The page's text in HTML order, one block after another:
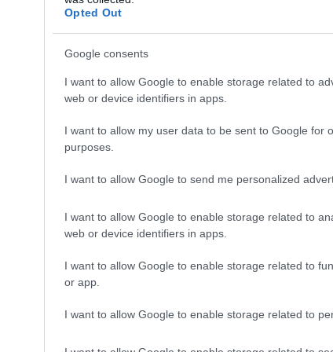
Opted Out
Google consents
I want to allow Google to enable storage related to
web or device identifiers in apps.
I want to allow my user data to be sent to Google for
purposes.
I want to allow Google to send me personalized
I want to allow Google to enable storage related to
web or device identifiers in apps.
I want to allow Google to enable storage related to
or app.
I want to allow Google to enable storage related to
Η αίτηση υποψηφιότητας, ως το Συνημμένο Ι,
διεύθυνσηk.chantzara@aade.grεντός της
προθεσμίας.
Διαβάστε ολόκληρη την προκήρυξη,
ΑΣΕΠ: Πιστοποίηση Αγγλικών σε μόνο 2
ΑΣΕΠ: Εξ αποστάσεως η πιο Εύκολη
μέρες